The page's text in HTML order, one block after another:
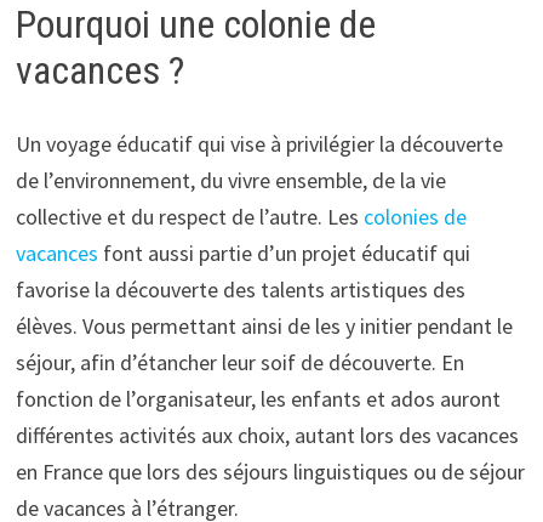
Pourquoi une colonie de
vacances ?
Un voyage éducatif qui vise à privilégier la découverte
de l’environnement, du vivre ensemble, de la vie
collective et du respect de l’autre. Les colonies de
vacances font aussi partie d’un projet éducatif qui
favorise la découverte des talents artistiques des
élèves. Vous permettant ainsi de les y initier pendant le
séjour, afin d’étancher leur soif de découverte. En
fonction de l’organisateur, les enfants et ados auront
différentes activités aux choix, autant lors des vacances
en France que lors des séjours linguistiques ou de séjour
de vacances à l’étranger.